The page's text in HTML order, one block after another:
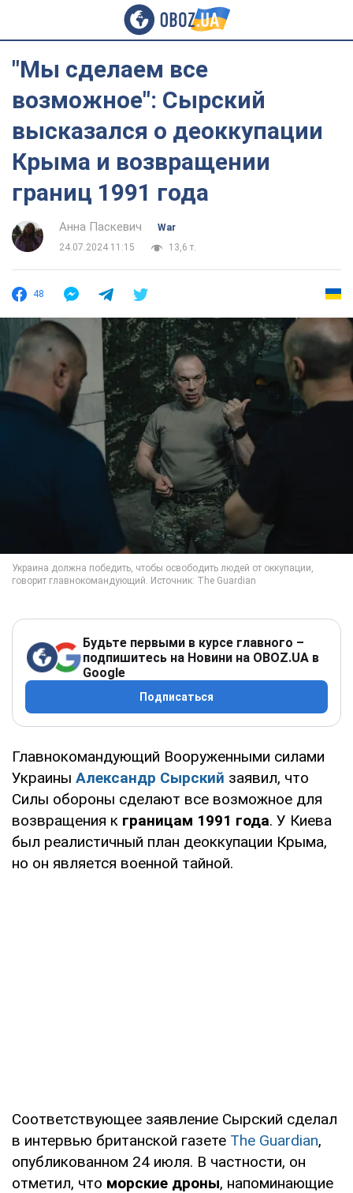
"Мы сделаем все
возможное": Сырский
высказался о деоккупации
Крыма и возвращении
границ 1991 года
Анна Паскевич
War
24.07.2024 11:15
13,6 т.
48
Будьте первыми в курсе главного –
подпишитесь на Новини на OBOZ.UA в
Google
Подписаться
Главнокомандующий Вооруженными силами
Украины Александр Сырский заявил, что
Силы обороны сделают все возможное для
возвращения к границам 1991 года. У Киева
был реалистичный план деоккупации Крыма,
но он является военной тайной.
Соответствующее заявление Сырский сделал
в интервью британской газете The Guardian,
опубликованном 24 июля. В частности, он
отметил, что морские дроны, напоминающие